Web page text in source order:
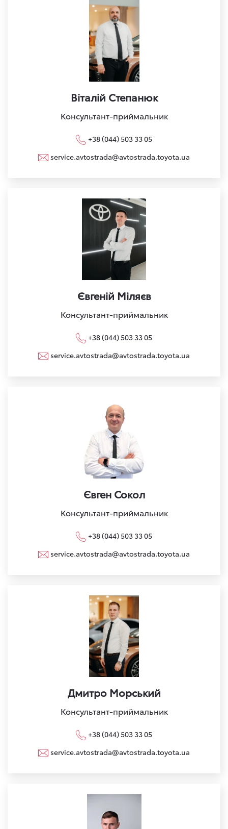
Віталій Степанюк
Консультант-приймальник
+38 (044) 503 33 05
service.avtostrada@avtostrada.toyota.ua
Євгеній Міляєв
Консультант-приймальник
+38 (044) 503 33 05
service.avtostrada@avtostrada.toyota.ua
Євген Сокол
Консультант-приймальник
+38 (044) 503 33 05
service.avtostrada@avtostrada.toyota.ua
Дмитро Морський
Консультант-приймальник
+38 (044) 503 33 05
service.avtostrada@avtostrada.toyota.ua